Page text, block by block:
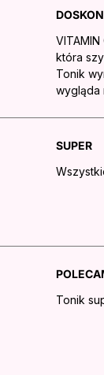
która
Tonik
wygląda
SUPER
Tonik